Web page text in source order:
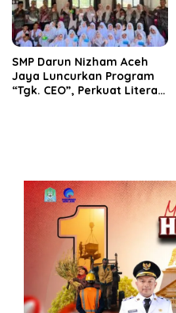
SMP Darun Nizham Aceh
Jaya Luncurkan Program
“Tgk. CEO”, Perkuat Literasi